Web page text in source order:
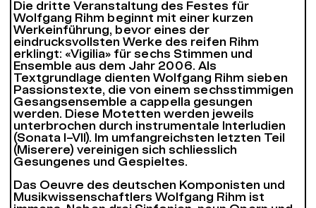
Die dritte Veranstaltung des Festes für
Wolfgang Rihm beginnt mit einer kurzen
Werkeinführung, bevor eines der
eindrucksvollsten Werke des reifen Rihm
erklingt: «Vigilia» für sechs Stimmen und
Ensemble aus dem Jahr 2006. Als
Textgrundlage dienten Wolfgang Rihm sieben
Passionstexte, die von einem sechsstimmigen
Gesangsensemble a cappella gesungen
werden. Diese Motetten werden jeweils
unterbrochen durch instrumentale Interludien
(Sonata I–VII). Im umfangreichsten letzten Teil
(Miserere) vereinigen sich schliesslich
Gesungenes und Gespieltes.
Das Oeuvre des deutschen Komponisten und
Musikwissenschaftlers Wolfgang Rihm ist